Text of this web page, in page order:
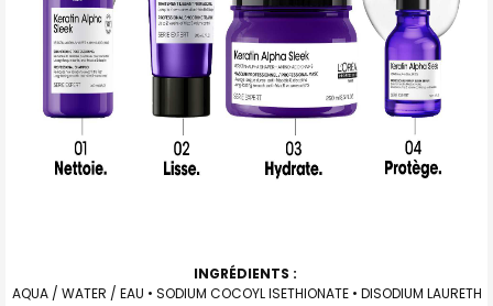
INGRÉDIENTS :
AQUA / WATER / EAU • SODIUM COCOYL ISETHIONATE • DISODIUM LAURETH